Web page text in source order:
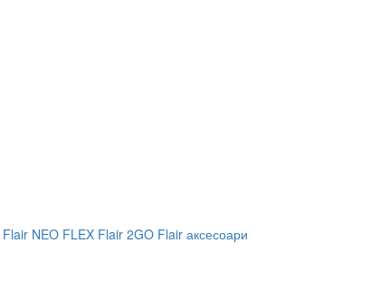
Flair NEO FLEX Flair 2GO Flair аксесоари